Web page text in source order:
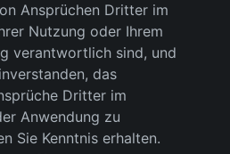
Ansprüchen Dritter im
Nutzung oder Ihrem
verantwortlich sind, und
das
Dritter im
Anwendung zu
Sie Kenntnis erhalten.